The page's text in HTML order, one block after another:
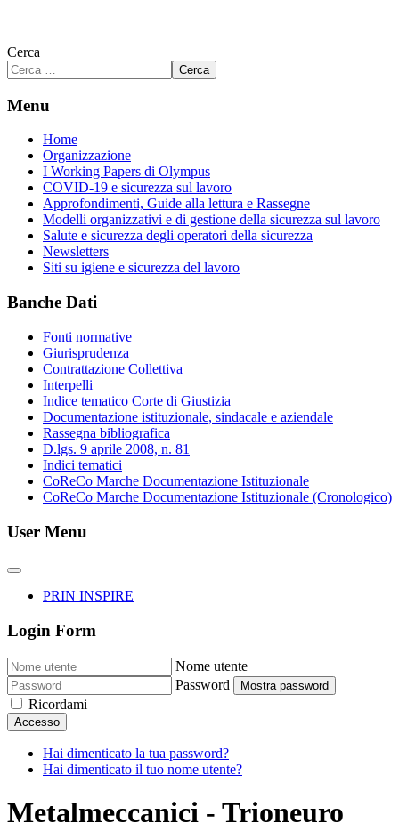
Cerca
Cerca
Menu
Home
Organizzazione
I Working Papers di Olympus
COVID-19 e sicurezza sul lavoro
Approfondimenti, Guide alla lettura e Rassegne
Modelli organizzativi e di gestione della sicurezza sul lavoro
Salute e sicurezza degli operatori della sicurezza
Newsletters
Siti su igiene e sicurezza del lavoro
Banche Dati
Fonti normative
Giurisprudenza
Contrattazione Collettiva
Interpelli
Indice tematico Corte di Giustizia
Documentazione istituzionale, sindacale e aziendale
Rassegna bibliografica
D.lgs. 9 aprile 2008, n. 81
Indici tematici
CoReCo Marche Documentazione Istituzionale
CoReCo Marche Documentazione Istituzionale (Cronologico)
User Menu
PRIN INSPIRE
Login Form
Nome utente
Password
Mostra password
Ricordami
Accesso
Hai dimenticato la tua password?
Hai dimenticato il tuo nome utente?
Metalmeccanici - Trioneuro